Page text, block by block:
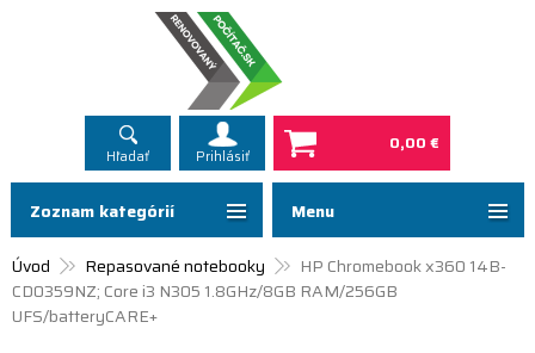
Hľadať Prihlásiť
0,00 €
Menu
Úvod Repasované notebooky
HP Chromebook x360 14B-
CD0359NZ; Core i3 N305 1.8GHz/8GB RAM/256GB
UFS/batteryCARE+
Zoznam kategórií